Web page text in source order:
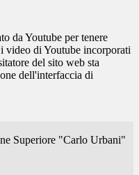
da Youtube per tenere
video di Youtube incorporati
del sito web sta
dell'interfaccia di
Superiore "Carlo Urbani"